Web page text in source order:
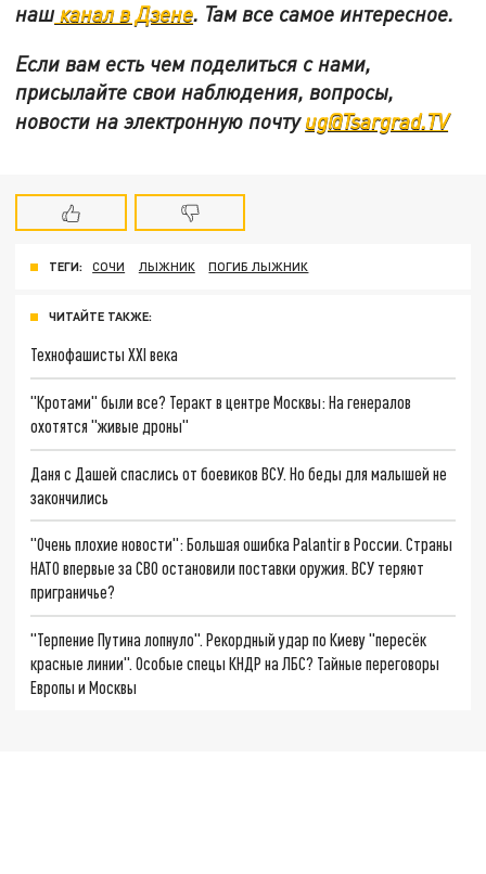
нашканал в Дзене. Там все самое интересное.
Если вам есть чем поделиться с нами,
присылайте свои наблюдения, вопросы,
новости на электронную почтуug@Tsargrad.TV
ТЕГИ: СОЧИ ЛЫЖНИК ПОГИБ ЛЫЖНИК
ЧИТАЙТЕ ТАКЖЕ:
Технофашисты XXI века
"Кротами" были все? Теракт в центре Москвы: На генералов
охотятся "живые дроны"
Даня с Дашей спаслись от боевиков ВСУ. Но беды для малышей не
закончились
"Очень плохие новости": Большая ошибка Palantir в России. Страны
НАТО впервые за СВО остановили поставки оружия. ВСУ теряют
приграничье?
"Терпение Путина лопнуло". Рекордный удар по Киеву "пересёк
красные линии". Особые спецы КНДР на ЛБС? Тайные переговоры
Европы и Москвы